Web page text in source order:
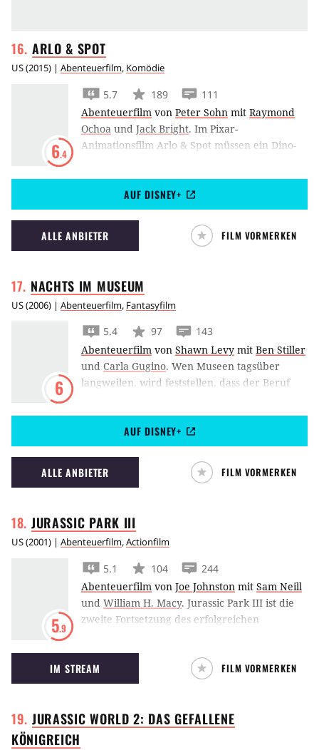
ARLO & SPOT
US(2015) | Abenteuerfilm, Komödie
6.4
5.7 189
111
Abenteuerfilm von Peter Sohn mit Raymond
Ochoa und Jack Bright. Im Pixar-
Animationsfilm Arlo & Spot müssen ein Dino-
eine abenteuerliche Reise überstehen.
AUF DISNEY+
ALLE ANBIETER FILM VORMERKEN
NACHTS IM MUSEUM
US(2006) | Abenteuerfilm, Fantasyfilm
6
5.4 97
143
Abenteuerfilm von Shawn Levy mit Ben Stiller
und Carla Gugino. Wen Museen tagsüber
langweilen, wird feststellen, dass der Beruf
kann.
AUF DISNEY+
ALLE ANBIETER FILM VORMERKEN
JURASSIC PARK III
US(2001) | Abenteuerfilm,Actionfilm
5.9
5.1 104
244
Abenteuerfilm von Joe Johnston mit Sam Neill
und William H. Macy. Jurassic Park III ist die
zweite Fortsetzung des erfolgreichen
Das tödliche Highlight ist diesmal ein
gewaltiger Spinosaurus.
IM STREAM FILM VORMERKEN
JURASSIC WORLD 2: DAS GEFALLENE
KÖNIGREICH